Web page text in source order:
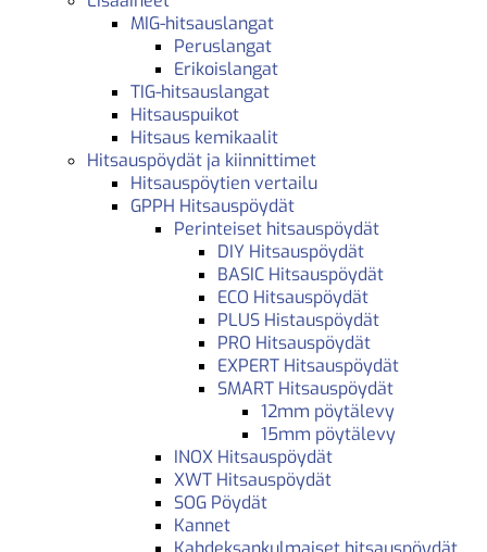
MIG-hitsauslangat
Peruslangat
Erikoislangat
TIG-hitsauslangat
Hitsauspuikot
Hitsaus kemikaalit
Hitsauspöydät ja kiinnittimet
Hitsauspöytien vertailu
GPPH Hitsauspöydät
Perinteiset hitsauspöydät
DIY Hitsauspöydät
BASIC Hitsauspöydät
ECO Hitsauspöydät
PLUS Histauspöydät
PRO Hitsauspöydät
EXPERT Hitsauspöydät
SMART Hitsauspöydät
12mm pöytälevy
15mm pöytälevy
INOX Hitsauspöydät
XWT Hitsauspöydät
SOG Pöydät
Kannet